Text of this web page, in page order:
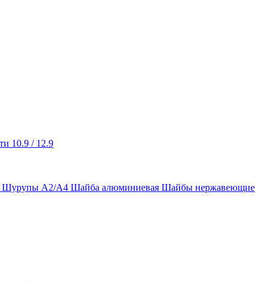
10.9 / 12.9
Шурупы А2/А4 Шайба алюминиевая Шайбы нержавеющие